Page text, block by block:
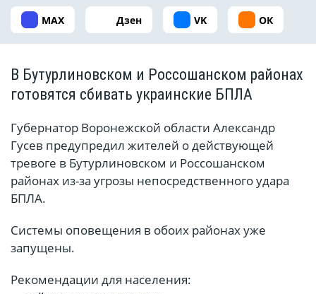
MAX Дзен VK ОК
В Бутурлиновском и Россошанском районах
готовятся сбивать украинские БПЛА
Губернатор Воронежской области Александр
Гусев предупредил жителей о действующей
тревоге в Бутурлиновском и Россошанском
районах из-за угрозы непосредственного удара
БПЛА.
Системы оповещения в обоих районах уже
запущены.
Рекомендации для населения: